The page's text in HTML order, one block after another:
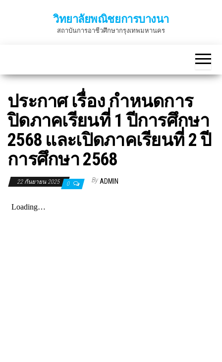
วิทยาลัยพณิชยการบางนา
สถาบันการอาชีวศึกษากรุงเทพมหานคร
ประกาศ เรื่อง กำหนดการ
ปิดภาคเรียนที่ 1 ปีการศึกษา
2568 และเปิดภาคเรียนที่ 2 ปี
การศึกษา 2568
22 กันยายน 2025 0 By ADMIN